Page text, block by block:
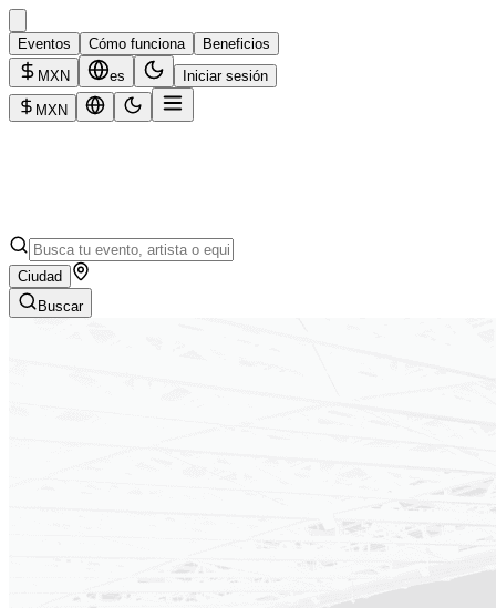
Eventos Cómo funciona
Beneficios
MXN
es Iniciar sesión
MXN
Ciudad
Buscar